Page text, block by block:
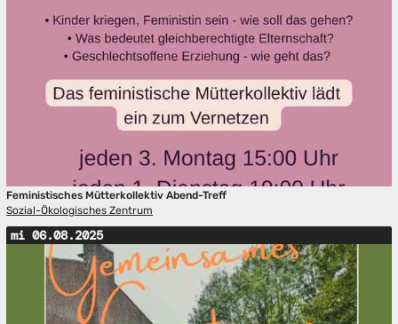
Feministisches Mütterkollektiv Abend-Treff
Sozial-Ökologisches Zentrum
mi 06.08.2025